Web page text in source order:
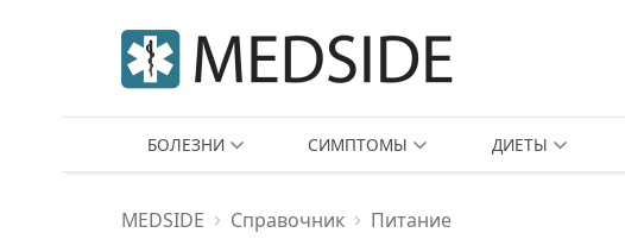
БОЛЕЗНИ СИМПТОМЫ ДИЕТЫ
MEDSIDE Справочник Питание